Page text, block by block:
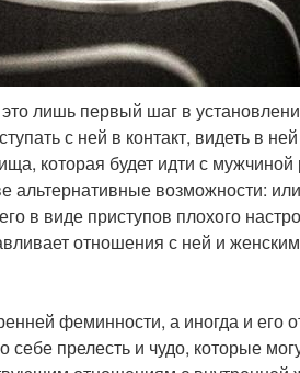
это лишь первый шаг в
с ней в контакт, видеть в
которая будет идти с мужчиной
альтернативные возможности:
в виде приступов плохого
отношения с ней и
феминности, а иногда и его
прелесть и чудо, которые